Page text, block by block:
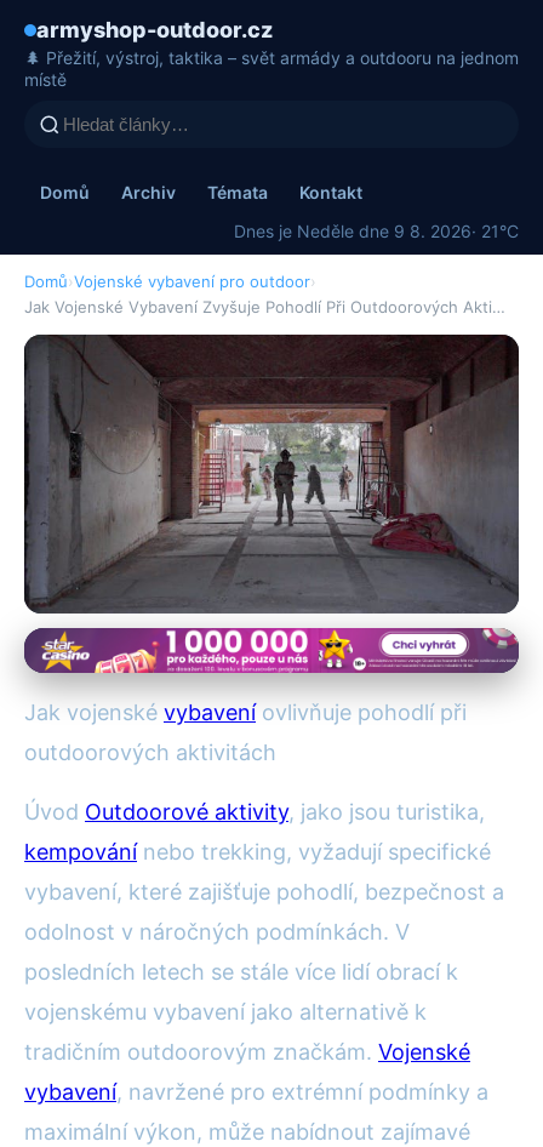
armyshop-outdoor.cz
🌲 Přežití, výstroj, taktika – svět armády a outdooru na jednom
místě
Domů Archiv Témata
Kontakt
Dnes je Neděle dne 9 8. 2026· 21°C
Domů›Vojenské vybavení pro outdoor›
Jak Vojenské Vybavení Zvyšuje Pohodlí Při Outdoorových Akti…
Vojenské vybavení pro outdoor
Jak Vojenské Vybavení Zvyšuje
Pohodlí Při Outdoorových
Aktivitách
31. 7. 2025· 4 min čtení · Autor: Tomáš Novák
Jak vojenské vybaveníovlivňuje pohodlí při
outdoorových aktivitách
Úvod Outdoorové aktivity, jako jsou turistika,
kempovánínebo trekking, vyžadují specifické
vybavení, které zajišťuje pohodlí, bezpečnost a
odolnost v náročných podmínkách. V
posledních letech se stále více lidí obrací k
vojenskému vybavení jako alternativě k
tradičním outdoorovým značkám. Vojenské
vybavení, navržené pro extrémní podmínky a
maximální výkon, může nabídnout zajímavé